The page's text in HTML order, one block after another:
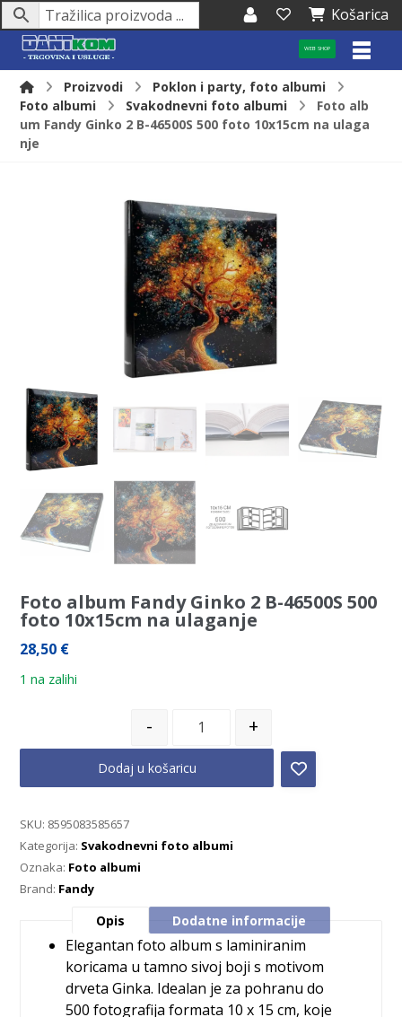
Košarica
WEB SHOP
Proizvodi
Poklon i party, foto albumi
Foto albumi
Svakodnevni foto albumi
Foto alb
um Fandy Ginko 2 B-46500S 500 foto 10x15cm na ulaga
nje
Foto album Fandy Ginko 2 B-46500S 500
foto 10x15cm na ulaganje
28,50 €
1 na zalihi
- +
Dodaj u košaricu
SKU: 8595083585657
Kategorija: Svakodnevni foto albumi
Oznaka: Foto albumi
Brand: Fandy
Opis Dodatne informacije
Elegantan foto album s laminiranim
koricama u tamno sivoj boji s motivom
drveta Ginka. Idealan je za pohranu do
500 fotografija formata 10 x 15 cm, koje